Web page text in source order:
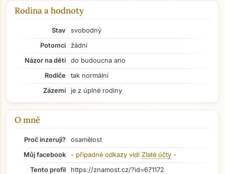
Rodina a hodnoty
Stav
svobodný
Potomci
žádní
Názor na děti
do budoucna ano
Rodiče
tak normální
Zázemí
je z úplné rodiny
O mně
Proč inzeruji?
osamělost
Můj facebook
- případné odkazy vidí Zlaté účty -
Tento profil
https://znamost.cz/?id=671172